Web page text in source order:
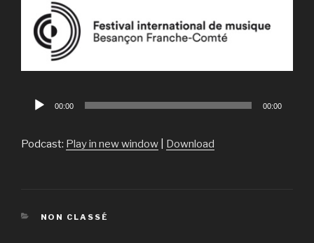
Lecteur
00:00 00:00
Podcast: Play in new window Download
CATÉGORIES
NON CLASSÉ